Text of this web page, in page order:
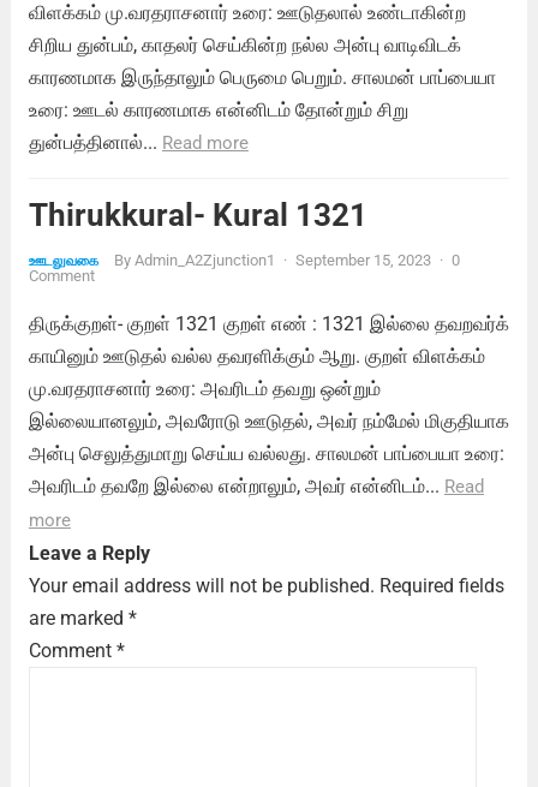
விளக்கம் மு.வரதராசனார் உரை: ஊடுதலால் உண்டாகின்ற
சிறிய துன்பம், காதலர் செய்கின்ற நல்ல அன்பு வாடிவிடக்
காரணமாக இருந்தாலும் பெருமை பெறும். சாலமன் பாப்பையா
உரை: ஊடல் காரணமாக என்னிடம் தோன்றும் சிறு
துன்பத்தினால்... Read more
Thirukkural- Kural 1321
ஊடலுவகை By Admin_A2Zjunction1 · September 15, 2023 · 0
Comment
திருக்குறள்- குறள் 1321 குறள் எண் : 1321 இல்லை தவறவர்க்
காயினும் ஊடுதல் வல்ல தவரளிக்கும் ஆறு. குறள் விளக்கம்
மு.வரதராசனார் உரை: அவரிடம் தவறு ஒன்றும்
இல்லையானலும், அவரோடு ஊடுதல், அவர் நம்மேல் மிகுதியாக
அன்பு செலுத்துமாறு செய்ய வல்லது. சாலமன் பாப்பையா உரை:
அவரிடம் தவறே இல்லை என்றாலும், அவர் என்னிடம்... Read
more
Leave a Reply
Your email address will not be published. Required fields
are marked *
Comment *